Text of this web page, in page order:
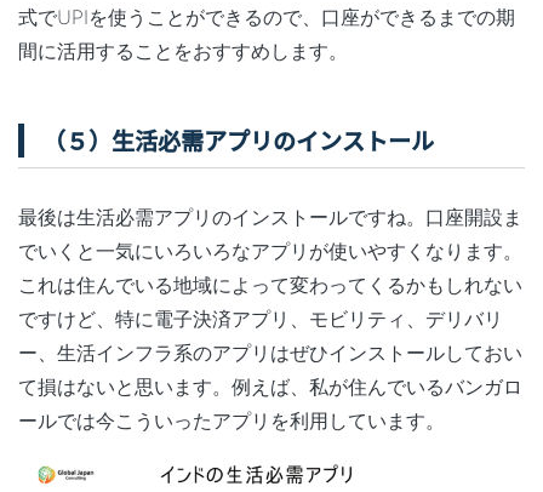
式でUPIを使うことができるので、口座ができるまでの期
間に活用することをおすすめします。
（５）生活必需アプリのインストール
最後は生活必需アプリのインストールですね。口座開設ま
でいくと一気にいろいろなアプリが使いやすくなります。
これは住んでいる地域によって変わってくるかもしれない
ですけど、特に電子決済アプリ、モビリティ、デリバリ
ー、生活インフラ系のアプリはぜひインストールしておい
て損はないと思います。例えば、私が住んでいるバンガロ
ールでは今こういったアプリを利用しています。